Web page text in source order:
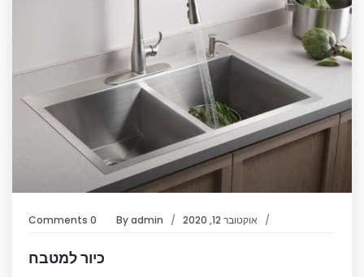
אוקטובר 12, 2020 Byadmin
0 Comments
כיור למטבח